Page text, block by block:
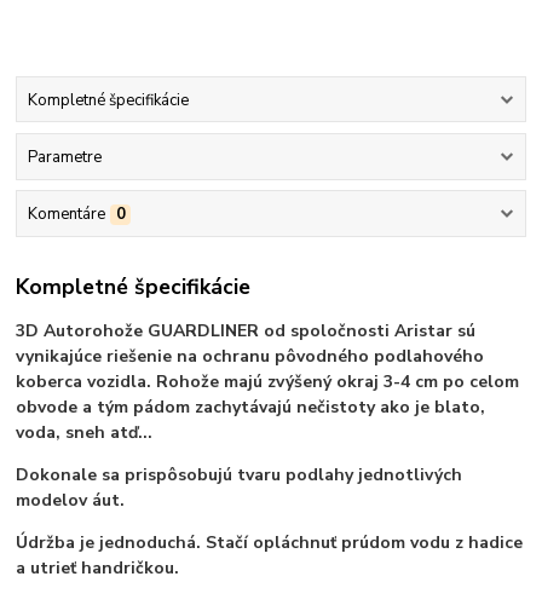
Kompletné špecifikácie
Parametre
Komentáre 0
Kompletné špecifikácie
3D Autorohože GUARDLINER od spoločnosti Aristar sú
vynikajúce riešenie na ochranu pôvodného podlahového
koberca vozidla. Rohože majú zvýšený okraj 3-4 cm po celom
obvode a tým pádom zachytávajú nečistoty ako je blato,
voda, sneh atď...
Dokonale sa prispôsobujú tvaru podlahy jednotlivých
modelov áut.
Údržba je jednoduchá. Stačí opláchnuť prúdom vodu z hadice
a utrieť handričkou.